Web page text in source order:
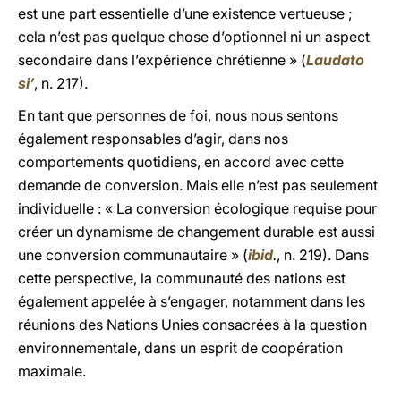
est une part essentielle d’une existence vertueuse ;
cela n’est pas quelque chose d’optionnel ni un aspect
secondaire dans l’expérience chrétienne » (Laudato
si’, n. 217).
En tant que personnes de foi, nous nous sentons
également responsables d’agir, dans nos
comportements quotidiens, en accord avec cette
demande de conversion. Mais elle n’est pas seulement
individuelle : « La conversion écologique requise pour
créer un dynamisme de changement durable est aussi
une conversion communautaire » (ibid., n. 219). Dans
cette perspective, la communauté des nations est
également appelée à s’engager, notamment dans les
réunions des Nations Unies consacrées à la question
environnementale, dans un esprit de coopération
maximale.